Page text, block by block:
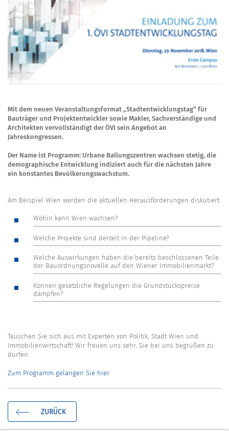
Mit dem neuen Veranstaltungsformat „Stadtentwicklungstag“ für
Bauträger und Projektentwickler sowie Makler, Sachverständige und
Architekten vervollständigt der ÖVI sein Angebot an
Jahreskongressen.
Der Name ist Programm: Urbane Ballungszentren wachsen stetig, die
demographische Entwicklung indiziert auch für die nächsten Jahre
ein konstantes Bevölkerungswachstum.
Am Beispiel Wien werden die aktuellen Herausforderungen diskutiert:
Wohin kann Wien wachsen?
Welche Projekte sind derzeit in der Pipeline?
Welche Auswirkungen haben die bereits beschlossenen Teile
der Bauordnungsnovelle auf den Wiener Immobilienmarkt?
Können gesetzliche Regelungen die Grundstückspreise
dämpfen?
Tauschen Sie sich aus mit Experten von Politik, Stadt Wien und
Immobilienwirtschaft! Wir freuen uns sehr, Sie bei uns begrüßen zu
dürfen.
Zum Programm gelangen Sie hier.
ZURÜCK